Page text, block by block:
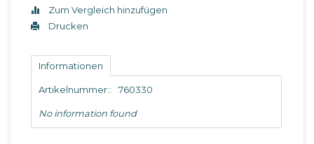
Zum Vergleich hinzufügen
Drucken
Informationen
Artikelnummer:: 760330
No information found